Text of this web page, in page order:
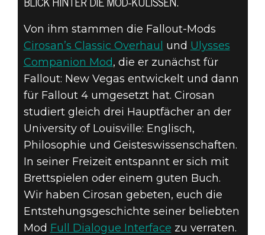
16. Januar 2017
"MY CREATION"-
INTERVIEW:
CIROSAN
BLICK HINTER DIE MOD-KULISSEN.
Von ihm stammen die Fallout-Mods
Cirosan’s Classic Overhaul und Ulysses
Companion Mod, die er zunächst für
Fallout: New Vegas entwickelt und dann
für Fallout 4 umgesetzt hat. Cirosan
studiert gleich drei Hauptfächer an der
University of Louisville: Englisch,
Philosophie und Geisteswissenschaften.
In seiner Freizeit entspannt er sich mit
Brettspielen oder einem guten Buch.
Wir haben Cirosan gebeten, euch die
Entstehungsgeschichte seiner beliebten
Mod Full Dialogue Interface zu verraten.